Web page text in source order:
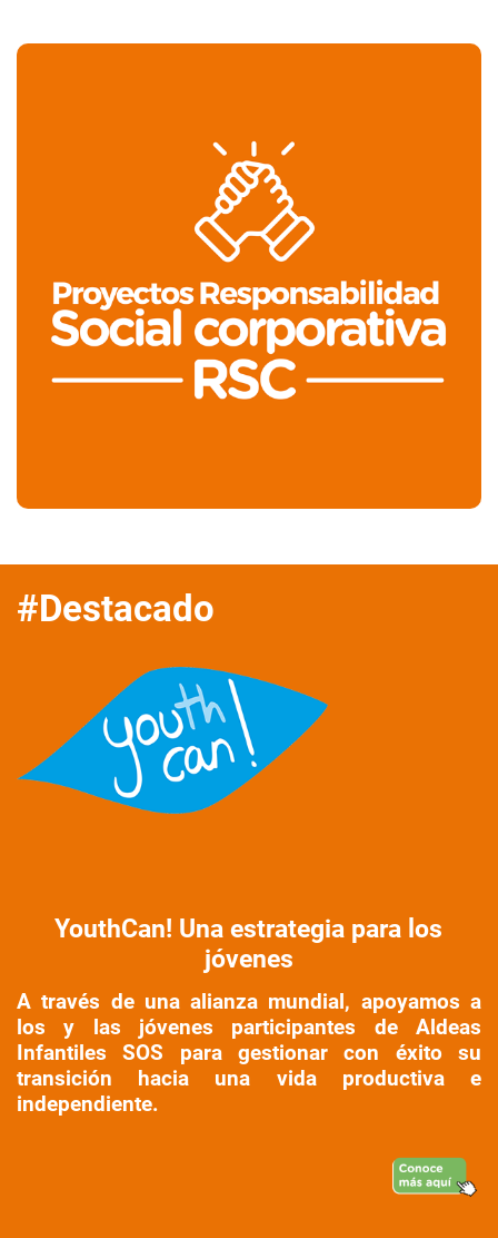
#Destacado
YouthCan! Una estrategia para los
jóvenes
A través de una alianza mundial, apoyamos a
los y las jóvenes participantes de Aldeas
Infantiles SOS para gestionar con éxito su
transición hacia una vida productiva e
independiente.